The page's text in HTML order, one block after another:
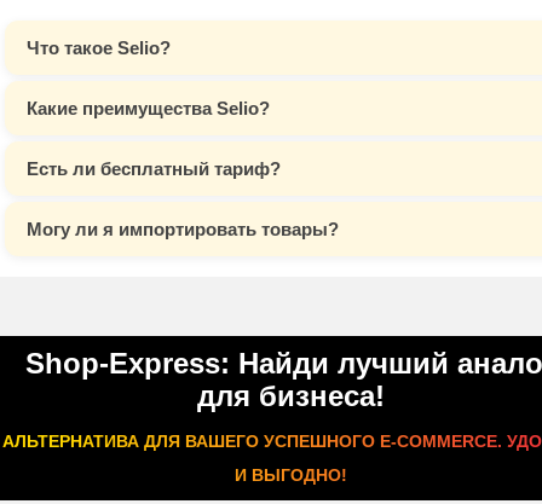
Что такое Selio?
Какие преимущества Selio?
Есть ли бесплатный тариф?
Могу ли я импортировать товары?
Shop-Express: Найди лучший
для бизнеса!
АЛЬТЕРНАТИВА ДЛЯ ВАШЕГО УСПЕШНОГО E-COMMERCE.
И ВЫГОДНО!